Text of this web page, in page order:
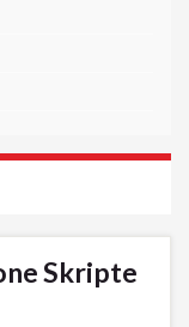
Skripte